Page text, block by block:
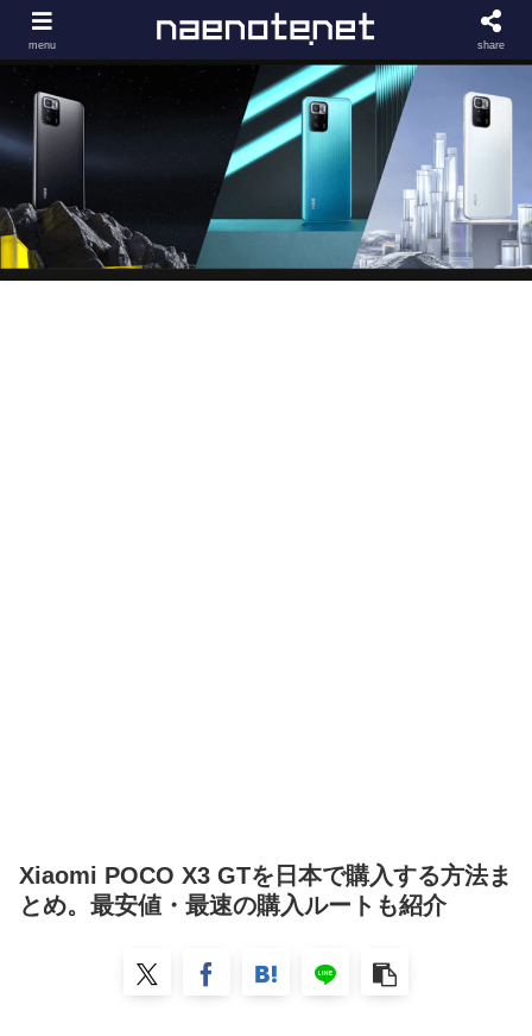
Xiaomi POCO X3 GTを日本で購入する方法ま
とめ。最安値・最速の購入ルートも紹介
menu share